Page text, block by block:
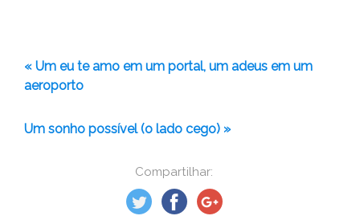
Compartilhar:
« Um eu te amo em um portal, um adeus em um
aeroporto
Um sonho possível (o lado cego) »